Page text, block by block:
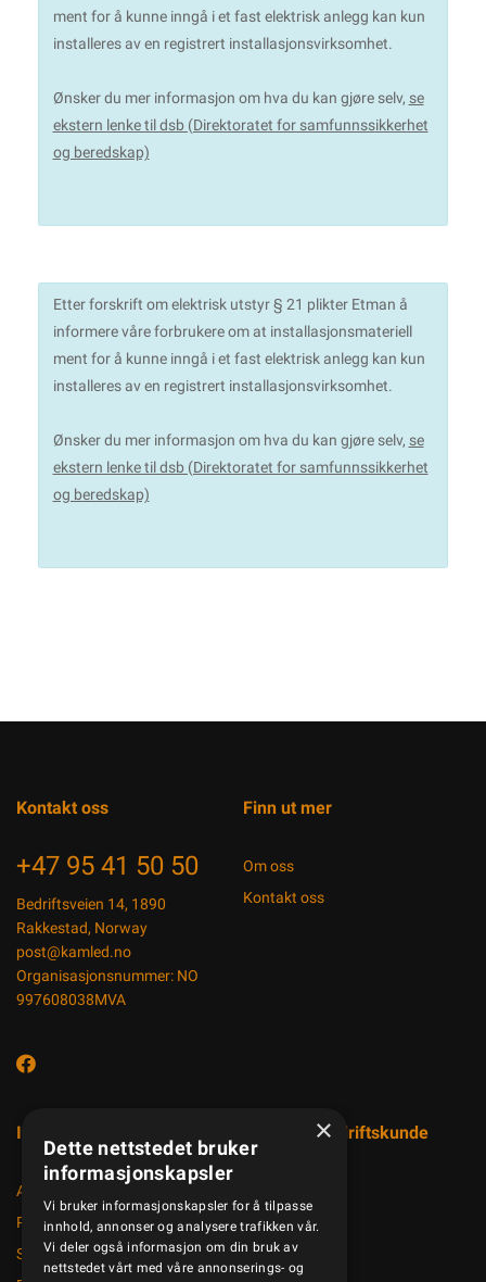
ment for å kunne inngå i et fast elektrisk anlegg kan kun
installeres av en registrert installasjonsvirksomhet.
Ønsker du mer informasjon om hva du kan gjøre selv, se
ekstern lenke til dsb (Direktoratet for samfunnssikkerhet
og beredskap)
Etter forskrift om elektrisk utstyr § 21 plikter Etman å
informere våre forbrukere om at installasjonsmateriell
ment for å kunne inngå i et fast elektrisk anlegg kan kun
installeres av en registrert installasjonsvirksomhet.
Ønsker du mer informasjon om hva du kan gjøre selv, se
ekstern lenke til dsb (Direktoratet for samfunnssikkerhet
og beredskap)
Kontakt oss
+47 95 41 50 50
Bedriftsveien 14, 1890
Rakkestad, Norway
post@kamled.no
Organisasjonsnummer: NO
997608038MVA
Finn ut mer
Om oss
Kontakt oss
Informasjon
Aktuelt
Produktkatalog
Salgsbetingelser
Registrer bedriftskunde
×
Dette nettstedet bruker
informasjonskapsler
Vi bruker informasjonskapsler for å tilpasse
innhold, annonser og analysere trafikken vår.
Vi deler også informasjon om din bruk av
nettstedet vårt med våre annonserings- og